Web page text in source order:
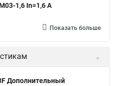
1,6 In=1,6 A
Показать больше
Дополнительный